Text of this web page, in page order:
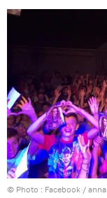
© Photo : Facebook /